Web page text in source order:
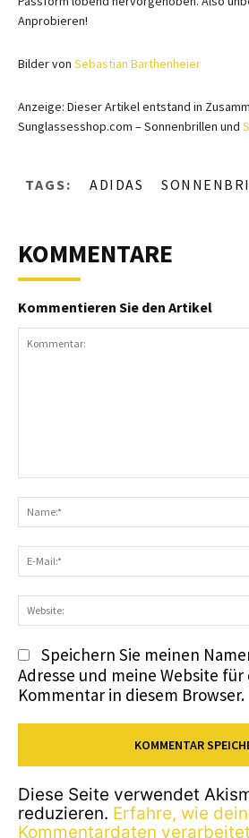
Anprobieren!
Bilder von Sebastian Barthenheier
Anzeige: Dieser Artikel entstand in
Sunglassesshop.com – Sonnenbrillen und
TAGS: ADIDAS
KOMMENTARE
Kommentieren Sie den Artikel
Speichern Sie meinen
Adresse und meine Website
Kommentar in diesem Browser.
Diese Seite verwendet
reduzieren. Erfahre, wie
Kommentardaten